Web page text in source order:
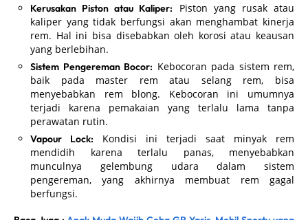
Kerusakan Piston atau Kaliper:
Piston yang rusak atau
kaliper yang tidak berfungsi akan menghambat kinerja
rem. Hal ini bisa disebabkan oleh korosi atau keausan
yang berlebihan.
Sistem Pengereman Bocor: Kebocoran pada sistem rem,
baik pada master rem atau selang rem, bisa
menyebabkan rem blong. Kebocoran ini umumnya
terjadi karena pemakaian yang terlalu lama tanpa
perawatan rutin.
Vapour Lock: Kondisi ini terjadi saat minyak rem
mendidih karena terlalu panas, menyebabkan
munculnya gelembung udara dalam sistem
pengereman, yang akhirnya membuat rem gagal
berfungsi.